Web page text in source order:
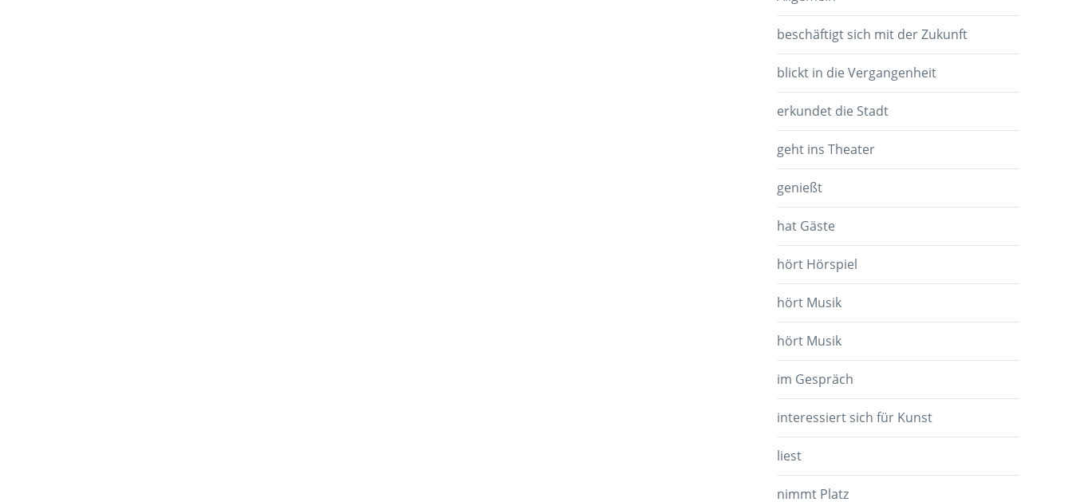
beschäftigt sich mit der Zukunft
blickt in die Vergangenheit
erkundet die Stadt
geht ins Theater
genießt
hat Gäste
hört Hörspiel
hört Musik
hört Musik
im Gespräch
interessiert sich für Kunst
liest
nimmt Platz